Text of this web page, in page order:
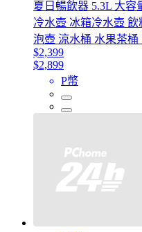
夏日暢飲器 5.3L 大容
冷水壺 冰箱冷水壺
泡壺 涼水桶 水果茶
$2,399
$2,899
P幣